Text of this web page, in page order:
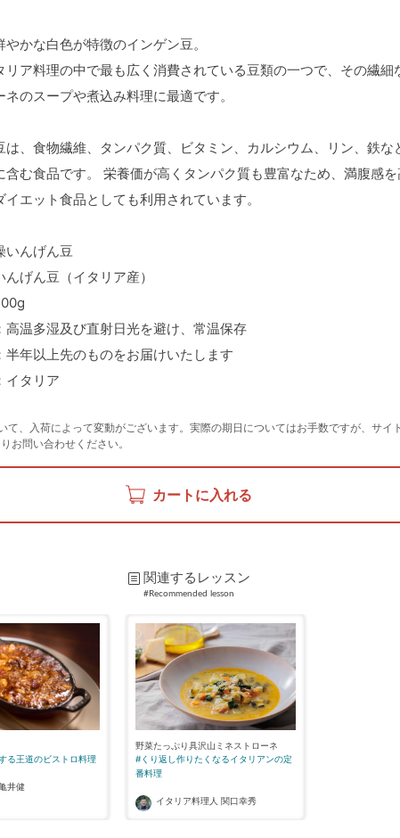
かな白色が特徴のインゲン豆。
リア料理の中で最も広く消費されている豆類の一つで、その繊細
ネのスープや煮込み料理に最適です。
は、食物繊維、タンパク質、ビタミン、カルシウム、リン、鉄な
含む食品です。 栄養価が高くタンパク質も豊富なため、満腹感
エット食品としても利用されています。
いんげん豆
んげん豆（イタリア産）
高温多湿及び直射日光を避け、常温保存
半年以上先のものをお届けいたします
イタリア
て、入荷によって変動がございます。実際の期日についてはお手数ですが、サイ
お問い合わせください。
カートに入れる
関連するレッスン
#Recommended lesson
る王道のビストロ料理
井健
野菜たっぷり具沢山ミネストローネ
#くり返し作りたくなるイタリアンの定
番料理
イタリア料理人 関口幸秀